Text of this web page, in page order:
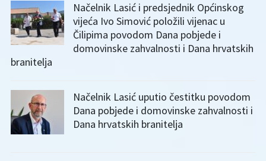
Načelnik Lasić i predsjednik Općinskog
vijeća Ivo Simović položili vijenac u
Čilipima povodom Dana pobjede i
domovinske zahvalnosti i Dana hrvatskih
branitelja
Načelnik Lasić uputio čestitku povodom
Dana pobjede i domovinske zahvalnosti i
Dana hrvatskih branitelja